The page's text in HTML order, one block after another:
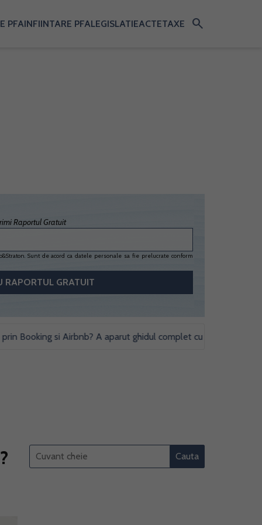
PFAINFIINTARE PFALEGISLATIEACTETAXE search
Raportul Gratuit
Sunt de acord ca datele personale sa fie prelucrate conform
si Airbnb? A aparut ghidul complet cu obligatii fiscale si